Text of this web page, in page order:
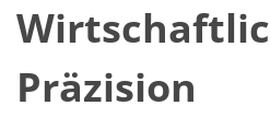
Upgrades
Training
Technologiezentren
Prozesstechnologie
Präzision